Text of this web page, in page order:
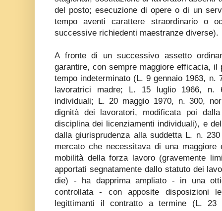
del posto; esecuzione di opere o di un
tempo aventi carattere straordinario o
successive richiedenti maestranze diverse).
A fronte di un successivo assetto
garantire, con sempre maggiore efficacia,
tempo indeterminato (L. 9 gennaio 1963, n.
lavoratrici madre; L. 15 luglio 1966, n.
individuali; L. 20 maggio 1970, n. 300,
dignità dei lavoratori, modificata poi
disciplina dei licenziamenti individuali), e
dalla giurisprudenza alla suddetta L. n.
mercato che necessitava di una maggiore
mobilità della forza lavoro (gravemente
apportati segnatamente dallo statuto dei
die) - ha dapprima ampliato - in una
controllata - con apposite disposizioni
legittimanti il contratto a termine (L.